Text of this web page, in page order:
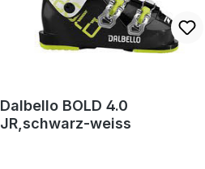
Dalbello BOLD 4.0
JR,schwarz-weiss